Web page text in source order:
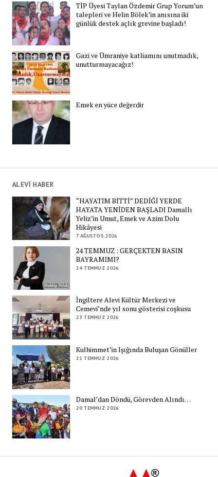
TİP Üyesi Taylan Özdemir Grup Yorum’un
talepleri ve Helin Bölek’in anısına iki
günlük destek açlık grevine başladı!
Gazi ve Ümraniye katliamını unutmadık,
unutturmayacağız!
Emek en yüce değerdir
ALEVİ HABER
“HAYATIM BİTTİ” DEDİĞİ YERDE
HAYATA YENİDEN BAŞLADI Damallı
Yeliz’in Umut, Emek ve Azim Dolu
Hikâyesi
7 AĞUSTOS 2026
24 TEMMUZ : GERÇEKTEN BASIN
BAYRAMIMI?
24 TEMMUZ 2026
İngiltere Alevi Kültür Merkezi ve
Cemevi’nde yıl sonu gösterisi coşkusu
23 TEMMUZ 2026
Kulhimmet’in Işığında Buluşan Gönüller
21 TEMMUZ 2026
Damal’dan Döndü, Görevden Alındı…
20 TEMMUZ 2026